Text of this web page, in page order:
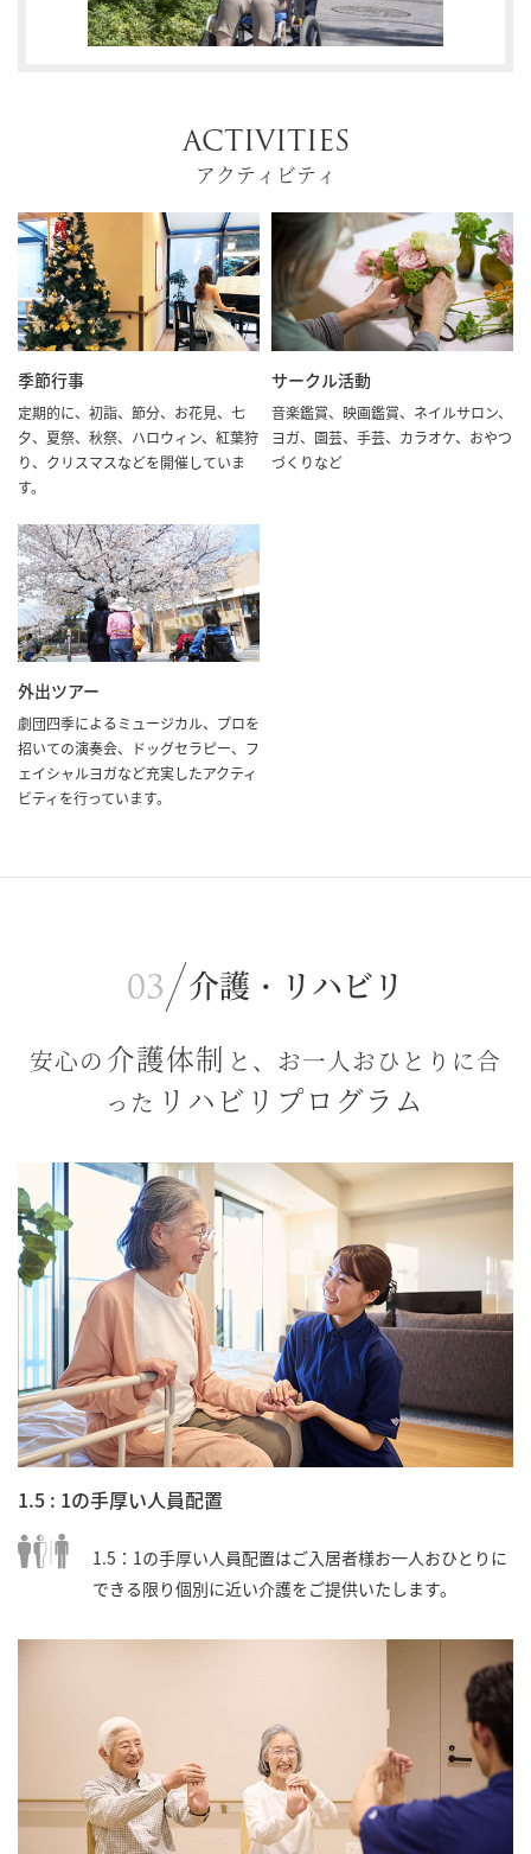
ACTIVITIES
アクティビティ
季節行事
定期的に、初詣、節分、お花見、七
夕、夏祭、秋祭、ハロウィン、紅葉狩
り、クリスマスなどを開催していま
す。
サークル活動
音楽鑑賞、映画鑑賞、ネイルサロン、
ヨガ、園芸、手芸、カラオケ、おやつ
づくりなど
外出ツアー
劇団四季によるミュージカル、プロを
招いての演奏会、ドッグセラピー、フ
ェイシャルヨガなど充実したアクティ
ビティを行っています。
介護・リハビリ
安心の 介護体制 と、お一人おひとりに合
った リハビリプログラム
1.5 : 1の手厚い人員配置
1.5：1の手厚い人員配置はご入居者様お一人おひとりに
できる限り個別に近い介護をご提供いたします。